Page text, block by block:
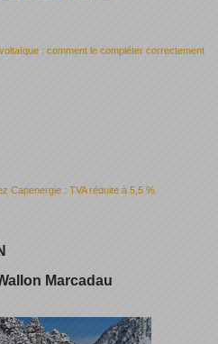
: comment le compléter correctement
Capenergie : TVA réduite à 5,5 %
Marcadau